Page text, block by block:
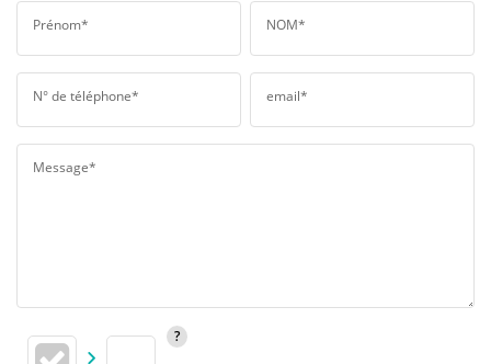
Prénom* NOM*
N° de téléphone* email*
Message*